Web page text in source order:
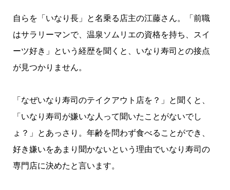
自らを「いなり長」と名乗る店主の江藤さん。「前職
はサラリーマンで、温泉ソムリエの資格を持ち、スイ
ーツ好き」という経歴を聞くと、いなり寿司との接点
が見つかりません。
「なぜいなり寿司のテイクアウト店を？」と聞くと、
「いなり寿司が嫌いな人って聞いたことがないでし
ょ？」とあっさり。年齢を問わず食べることができ、
好き嫌いをあまり聞かないという理由でいなり寿司の
専門店に決めたと言います。